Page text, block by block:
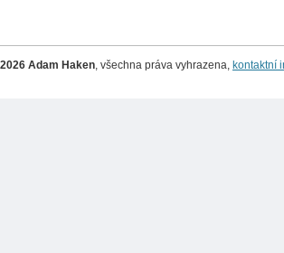
Adam Haken, všechna práva vyhrazena, kontaktní